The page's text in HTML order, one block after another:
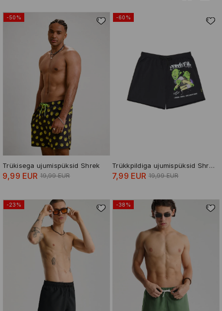
-50%
Trükisega ujumispüksid Shrek
9,99 EUR 19,99 EUR
-60%
Trükkpildiga ujumispüksid Shrek
7,99 EUR 19,99 EUR
-23% -38%